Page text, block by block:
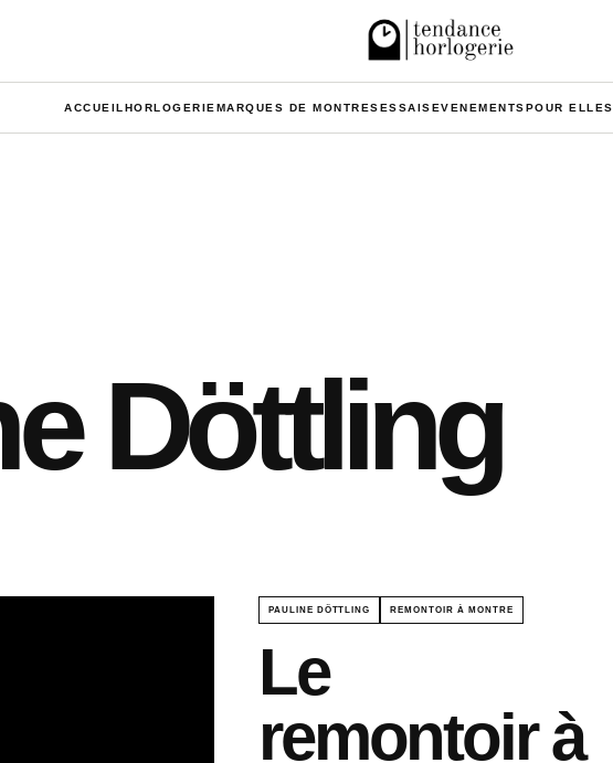
ACCUEIL HORLOGERIE MARQUES DE MONTRESESSAISEVENEMENTSPOUR ELLES
Döttling
PAULINE DÖTTLING REMONTOIR À MONTRE
Le
remontoir à